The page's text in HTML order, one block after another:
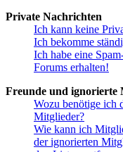
Private Nachrichten
Ich kann keine
Ich bekomme
Ich habe eine
Forums erhalten!
Freunde und ignorierte
Wozu benötige ich
Mitglieder?
Wie kann ich
der ignorierten